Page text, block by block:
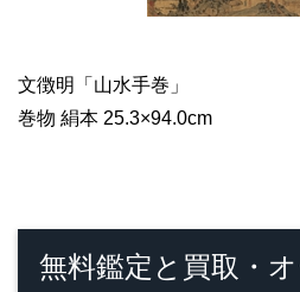
文徴明「山水手巻」
巻物 絹本 25.3×94.0cm
無料鑑定と買取・